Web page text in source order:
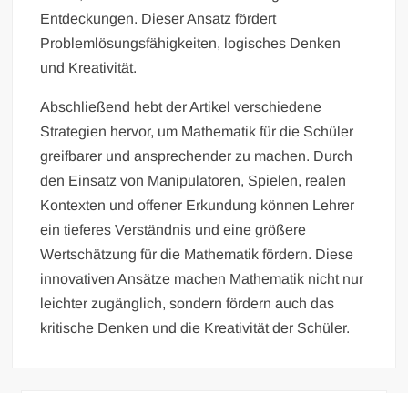
Entdeckungen. Dieser Ansatz fördert
Problemlösungsfähigkeiten, logisches Denken
und Kreativität.
Abschließend hebt der Artikel verschiedene
Strategien hervor, um Mathematik für die Schüler
greifbarer und ansprechender zu machen. Durch
den Einsatz von Manipulatoren, Spielen, realen
Kontexten und offener Erkundung können Lehrer
ein tieferes Verständnis und eine größere
Wertschätzung für die Mathematik fördern. Diese
innovativen Ansätze machen Mathematik nicht nur
leichter zugänglich, sondern fördern auch das
kritische Denken und die Kreativität der Schüler.